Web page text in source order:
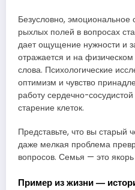
Безусловно,
рыхлых полей в вопросах
дает ощущение нужности и
отражается и на
слова. Психологические
оптимизм и чувство
работу сердечно-
старение клеток.
Представьте, что вы старый
даже мелкая проблема
вопросов. Семья — это
Пример из жизни —